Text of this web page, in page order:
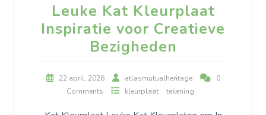
Leuke Kat Kleurplaat
Inspiratie voor Creatieve
Bezigheden
22 april, 2026 atlasmutualheritage
0
Comments
kleurplaat tekening